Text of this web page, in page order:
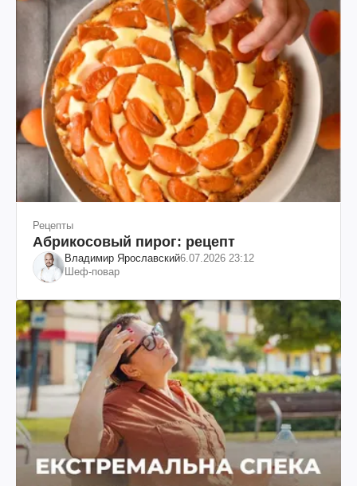
Рецепты
Абрикосовый пирог: рецепт
Владимир Ярославский6.07.2026 23:12
Шеф-повар